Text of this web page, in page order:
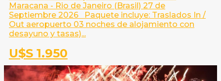
Maracana - Rio de Janeiro (Brasil) 27 de
Septiembre 2026 Paquete incluye: Traslados In /
Out aeropuerto 03 noches de alojamiento con
desayuno y tasas)...
U$S 1.950